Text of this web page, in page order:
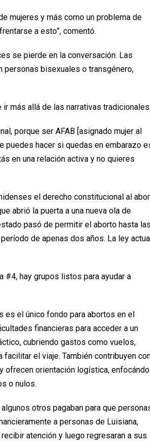
mujeres y más como un problema de
a esto”, comentó.
se pierde en la conversación. Las
personas bisexuales o transgénero,
más allá de las narrativas tradicionales.
porque ser AFAB [asignado mujer al
puedes hacer si quedas en embarazo
en una relación activa y no quieres
el derecho constitucional al
abrió la puerta a una nueva ola de
pasó de permitir el aborto hasta las
de apenas dos años. La ley
#4, hay grupos listos para ayudar a
es el único fondo para abortos en el
financieras para acceder a un
cubriendo gastos como vuelos,
el viaje. También contribuyen
orientación logística,
o nulos.
otros pagaban para que
a personas de Luisiana,
atención y luego regresaran a sus